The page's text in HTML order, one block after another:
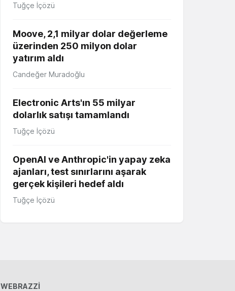
Tuğçe İçözü
Moove, 2,1 milyar dolar değerleme
üzerinden 250 milyon dolar
yatırım aldı
Candeğer Muradoğlu
Electronic Arts'ın 55 milyar
dolarlık satışı tamamlandı
Tuğçe İçözü
OpenAI ve Anthropic'in yapay zeka
ajanları, test sınırlarını aşarak
gerçek kişileri hedef aldı
Tuğçe İçözü
WEBRAZZİ